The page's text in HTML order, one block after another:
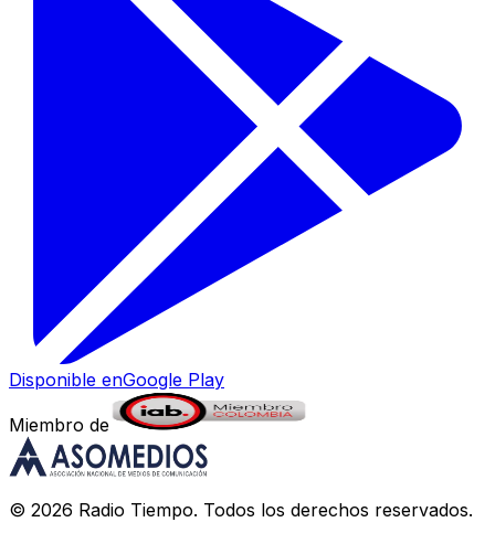
Disponible enGoogle Play
Miembro de
© 2026 Radio Tiempo. Todos los derechos reservados.